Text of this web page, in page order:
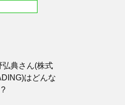
典さん(株式
はどんな